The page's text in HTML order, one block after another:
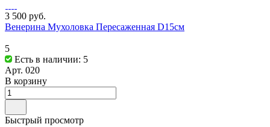
3 500 руб.
Венерина Мухоловка Пересаженная D15см
5
Есть в наличии: 5
Арт. 020
В корзину
Быстрый просмотр